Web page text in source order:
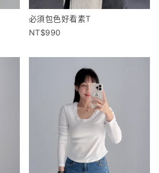
必須包色好看素T
990